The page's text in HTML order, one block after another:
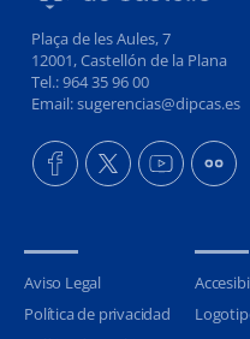
Plaça de les Aules, 7
12001, Castellón de la Plana
Tel.: 964 35 96 00
Email: sugerencias@dipcas.es
Aviso Legal
Política de privacidad